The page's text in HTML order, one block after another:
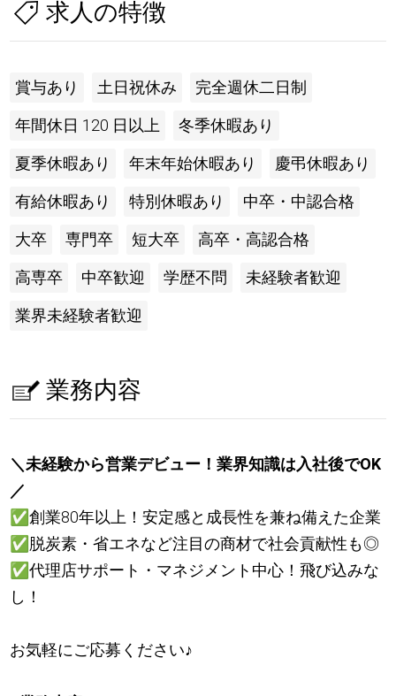
求人の特徴
賞与あり 土日祝休み 完全週休二日制
年間休日 120 日以上 冬季休暇あり
夏季休暇あり 年末年始休暇あり 慶弔休暇あり
有給休暇あり 特別休暇あり 中卒・中認合格
大卒 専門卒 短大卒 高卒・高認合格
高専卒 中卒歓迎 学歴不問 未経験者歓迎
業界未経験者歓迎
業務内容
＼未経験から営業デビュー！業界知識は入社後でOK
／
✅創業80年以上！安定感と成長性を兼ね備えた企業
✅脱炭素・省エネなど注目の商材で社会貢献性も◎
✅代理店サポート・マネジメント中心！飛び込みな
し！
お気軽にご応募ください♪